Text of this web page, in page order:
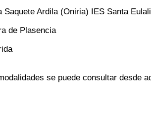
Ardila (Oniria) IES Santa
de Plasencia
se puede consultar desde